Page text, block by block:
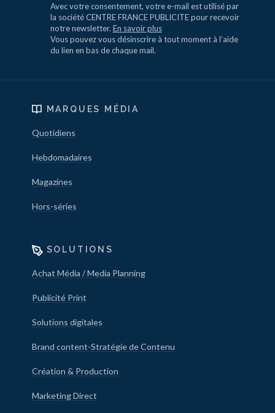
Avec votre consentement, votre e-mail est utilisé par
la société CENTRE FRANCE PUBLICITE pour recevoir
notre newsletter. En savoir plus
Vous pouvez vous désinscrire à tout moment à l’aide
du lien en bas de chaque mail.
MARQUES MÉDIA
Quotidiens
Hebdomadaires
Magazines
Hors-séries
SOLUTIONS
Achat Média / Media Planning
Publicité Print
Solutions digitales
Brand content-Stratégie de Contenu
Création & Production
Marketing Direct